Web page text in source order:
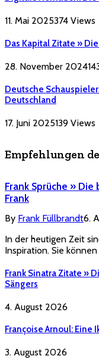
11. Mai 2025374 Views
Das Kapital Zitate »
28. November 2024
Deutsche
Deutschland
17. Juni 2025139 Views
Empfehlungen
Frank Sprüche »
Frank
By Frank Füllbrandt6.
In der heutigen Zeit
Inspiration. Sie
Frank Sinatra Zitate »
Sängers
4. August 2026
Françoise Arnoul: Eine
3. August 2026